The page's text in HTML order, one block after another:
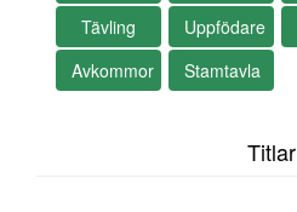
Titlar